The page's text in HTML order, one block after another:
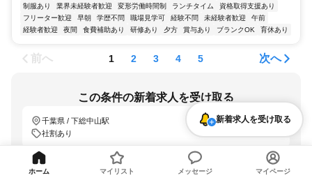
制服あり 業界未経験者歓迎 変形労働時間制 ランチタイム
資格取得支援あり
フリーター歓迎
早朝 学歴不問 職場見学可 経験不問 未経験者歓迎
午前
経験者歓迎
夜間 食費補助あり 研修あり 夕方 賞与あり ブランクOK 育休あり
前へ 1 2 3 4 5 次へ
この条件の新着求人を受け取る
千葉県 / 下総中山駅
社割あり
「LINEで受け取る」では、新着求人のほか、おすすめ情報なども配信しま
す。詳しくはこちら
新着求人を受け取る
ホーム マイリスト メッセージ マイページ